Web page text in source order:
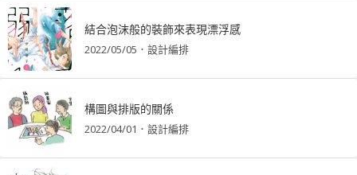
結合泡沫般的裝飾來表現漂浮感
2022/05/05 ． 設計編排
構圖與排版的關係
2022/04/01 ． 設計編排